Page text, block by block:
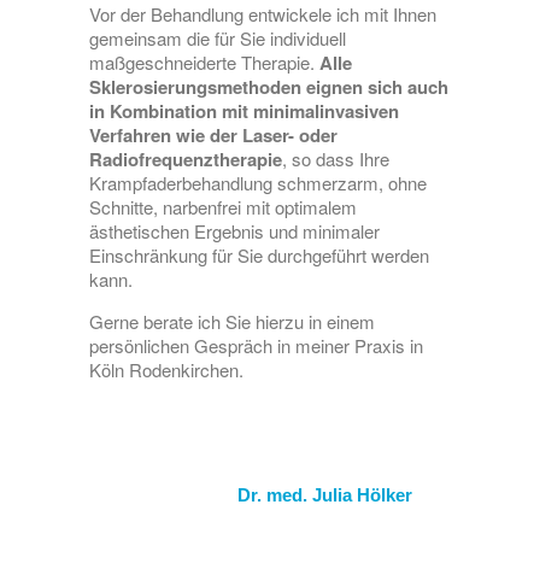
Vor der Behandlung entwickele ich mit Ihnen
gemeinsam die für Sie individuell
maßgeschneiderte Therapie. Alle
Sklerosierungsmethoden eignen sich auch
in Kombination mit minimalinvasiven
Verfahren wie der Laser- oder
Radiofrequenztherapie, so dass Ihre
Krampfaderbehandlung schmerzarm, ohne
Schnitte, narbenfrei mit optimalem
ästhetischen Ergebnis und minimaler
Einschränkung für Sie durchgeführt werden
kann.
Gerne berate ich Sie hierzu in einem
persönlichen Gespräch in meiner Praxis in
Köln Rodenkirchen.
Dr. med. Julia Hölker